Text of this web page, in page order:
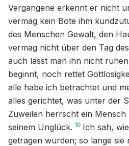
Vergangene erkennt er nicht
vermag kein Bote ihm
des Menschen Gewalt, den
vermag nicht über den Tag
auch lässt man ihn nicht
beginnt, noch rettet
alle habe ich betrachtet und
alles gerichtet, was unter der
Zuweilen herrscht ein
seinem Unglück. 10 Ich sah,
getragen wurden; so lange